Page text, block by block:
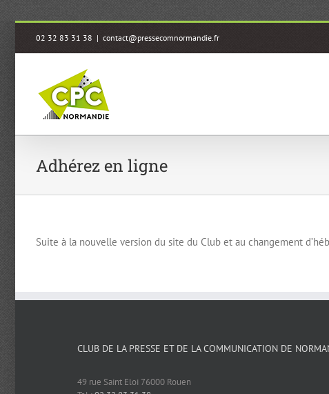
Passer
contenu
02 32 83 31 38 | contact@pressecomnormandie.fr
Adhérez en ligne
Suite à la nouvelle version du site du Club et au changement
CLUB DE LA PRESSE ET DE LA COMMUNICATION DE
49 rue Saint Eloi 76000 Rouen